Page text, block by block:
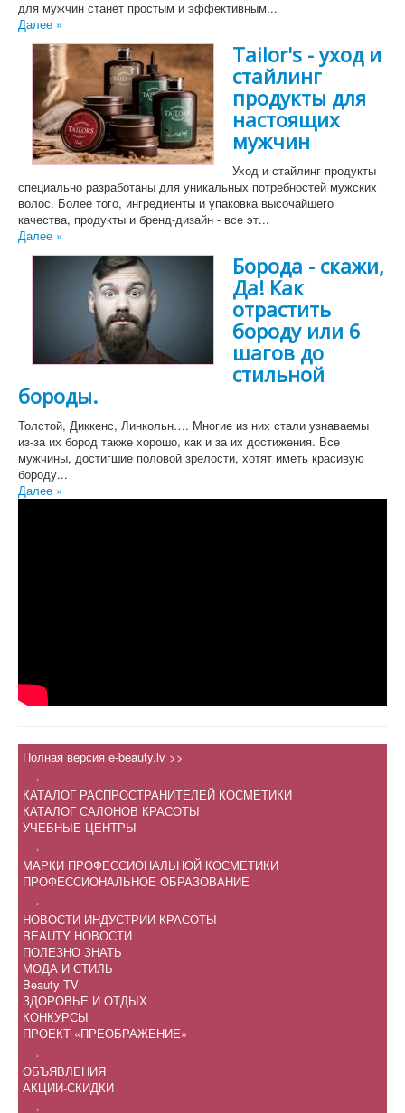
для мужчин станет простым и эффективным...
Далее »
Tailor's - уход и
стайлинг
продукты для
настоящих
мужчин
Уход и стайлинг продукты
специально разработаны для уникальных потребностей мужских
волос. Более того, ингредиенты и упаковка высочайшего
качества, продукты и бренд-дизайн - все эт...
Далее »
Борода - скажи,
Да! Как
отрастить
бороду или 6
шагов до
стильной
бороды.
Толстой, Диккенс, Линкольн…. Многие из них стали узнаваемы
из-за их бород также хорошо, как и за их достижения. Все
мужчины, достигшие половой зрелости, хотят иметь красивую
бороду...
Далее »
Полная версия e-beauty.lv >>
.
КАТАЛОГ РАСПРОСТРАНИТЕЛЕЙ КОСМЕТИКИ
КАТАЛОГ САЛОНОВ КРАСОТЫ
УЧЕБНЫЕ ЦЕНТРЫ
.
МАРКИ ПРОФЕССИОНАЛЬНОЙ КОСМЕТИКИ
ПРОФЕССИОНАЛЬНОЕ ОБРАЗОВАНИЕ
.
НОВОСТИ ИНДУСТРИИ КРАСОТЫ
BEAUTY НОВОСТИ
ПОЛЕЗНО ЗНАТЬ
МОДА И СТИЛЬ
Beauty TV
ЗДОРОВЬЕ И ОТДЫХ
КОНКУРСЫ
ПРОЕКТ «ПРЕОБРАЖЕНИЕ»
.
ОБЪЯВЛЕНИЯ
АКЦИИ-СКИДКИ
.